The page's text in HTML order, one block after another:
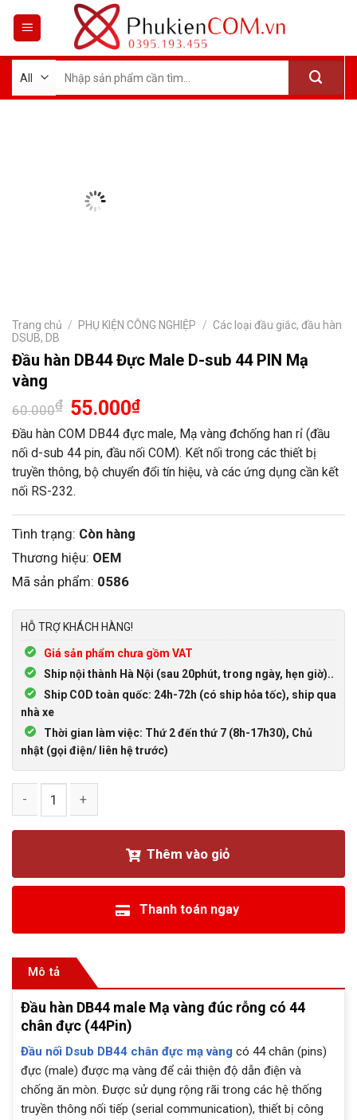
kiếm:
Trang chủ / PHỤ KIỆN CÔNG NGHIỆP / Các loại đầu giắc, đầu hàn
DSUB, DB
Đầu hàn DB44 Đực Male D-sub 44 PIN Mạ
vàng
60.000₫ Giá
gốc
là:
60.000₫.
55.000₫Giá
tại
là:
55.000₫.
Đầu hàn COM DB44 đực male, Mạ vàng đchống han rỉ (đầu
nối d-sub 44 pin, đầu nối COM). Kết nối trong các thiết bị
truyền thông, bộ chuyển đổi tín hiệu, và các ứng dụng cần kết
nối RS-232.
Tình trạng: Còn hàng
Thương hiệu: OEM
Mã sản phẩm: 0586
HỖ TRỢ KHÁCH HÀNG!
Giá sản phẩm chưa gồm VAT
Ship nội thành Hà Nội (sau 20phút, trong ngày, hẹn giờ)..
Ship COD toàn quốc: 24h-72h (có ship hỏa tốc), ship qua
nhà xe
Thời gian làm việc: Thứ 2 đến thứ 7 (8h-17h30), Chủ
nhật (gọi điện/ liên hệ trước)
Thêm vào giỏ
Thanh toán ngay
Mô tả
Đầu hàn DB44 male Mạ vàng đúc rỗng có 44
chân đực (44Pin)
Đầu nối Dsub DB44 chân đực mạ vàng có 44 chân (pins)
đực (male) được mạ vàng để cải thiện độ dẫn điện và
chống ăn mòn. Được sử dụng rộng rãi trong các hệ thống
truyền thông nối tiếp (serial communication), thiết bị công